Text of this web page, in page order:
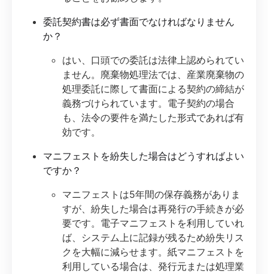
委託契約書は必ず書面でなければなりません
か？
はい、口頭での委託は法律上認められてい
ません。廃棄物処理法では、産業廃棄物の
処理委託に際して書面による契約の締結が
義務づけられています。電子契約の場合
も、法令の要件を満たした形式であれば有
効です。
マニフェストを紛失した場合はどうすればよい
ですか？
マニフェストは5年間の保存義務がありま
すが、紛失した場合は再発行の手続きが必
要です。電子マニフェストを利用していれ
ば、システム上に記録が残るため紛失リス
クを大幅に減らせます。紙マニフェストを
利用している場合は、発行元または処理業